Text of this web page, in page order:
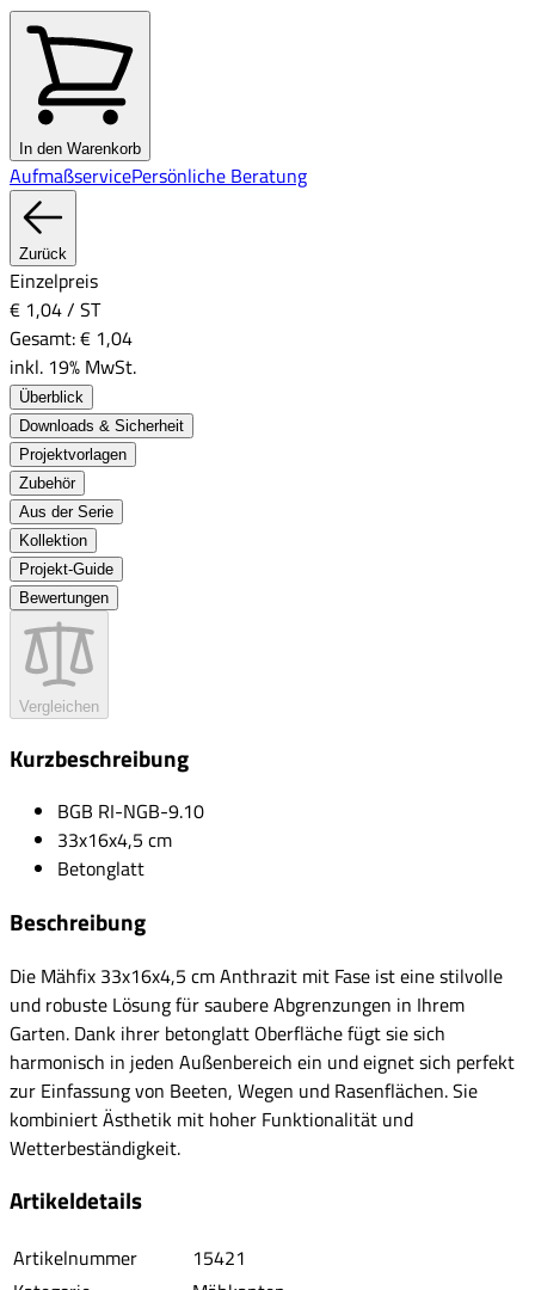
In den Warenkorb
AufmaßservicePersönliche Beratung
Zurück
Einzelpreis
€ 1,04/ ST
Gesamt:€ 1,04
inkl. 19% MwSt.
Überblick
Downloads & Sicherheit
Projektvorlagen
Zubehör
Aus der Serie
Kollektion
Projekt-Guide
Bewertungen
Vergleichen
Kurzbeschreibung
BGB RI-NGB-9.10
33x16x4,5 cm
Betonglatt
Beschreibung
Die Mähfix 33x16x4,5 cm Anthrazit mit Fase ist eine stilvolle
und robuste Lösung für saubere Abgrenzungen in Ihrem
Garten. Dank ihrer betonglatt Oberfläche fügt sie sich
harmonisch in jeden Außenbereich ein und eignet sich perfekt
zur Einfassung von Beeten, Wegen und Rasenflächen. Sie
kombiniert Ästhetik mit hoher Funktionalität und
Wetterbeständigkeit.
Artikeldetails
Artikelnummer
15421